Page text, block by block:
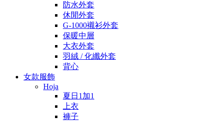
防水外套
休閒外套
G-1000襯衫外套
保暖中層
大衣外套
羽絨 / 化纖外套
背心
女款服飾
Hoja
夏日1加1
上衣
褲子